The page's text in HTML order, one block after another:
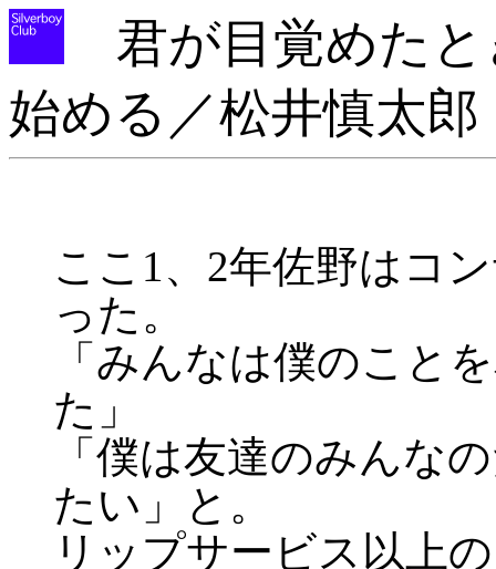
君が目覚めたと
始める／松井慎太郎
ここ1、2年佐野はコ
った。
「みんなは僕のこと
た」
「僕は友達のみんな
たい」と。
リップサービス以上